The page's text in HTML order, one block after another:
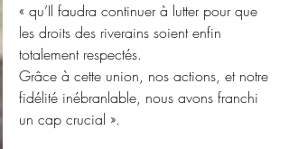
« qu’Il faudra continuer à lutter pour que
les droits des riverains soient enfin
totalement respectés.
Grâce à cette union, nos actions, et notre
fidélité inébranlable, nous avons franchi
un cap crucial ».